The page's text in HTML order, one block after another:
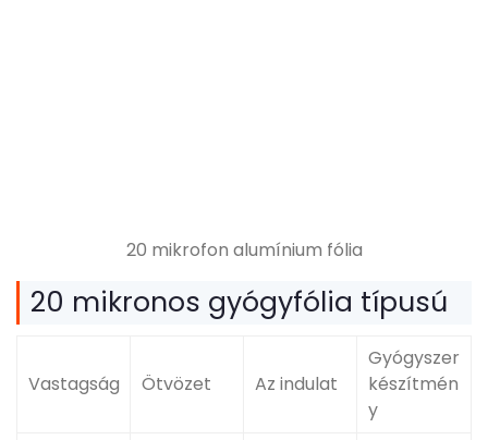
20 mikrofon alumínium fólia
20 mikronos gyógyfólia típusú
Vastagság Ötvözet Az indulat
Gyógyszer
készítmén
y